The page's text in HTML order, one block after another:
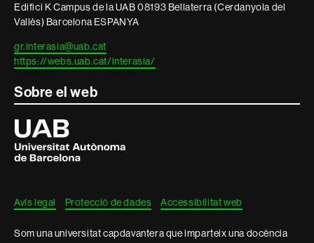
Edifici K Campus de la UAB 08193 Bellaterra (Cerdanyola del
Vallès) Barcelona ESPANYA
gr.interasia@uab.cat
https://webs.uab.cat/interasia/
Sobre el web
Universitat
Autònoma
de
Barcelona
Avís legal Protecció de dades Accessibilitat web
Som una universitat capdavantera que imparteix una docència